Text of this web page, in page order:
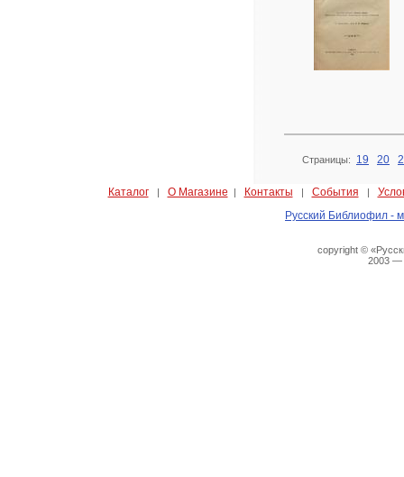
Страницы: 19 20
Каталог| О Магазине | Контакты | События |
Русский Библиофил -
copyright ©
2003 —